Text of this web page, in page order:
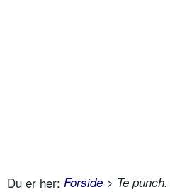
Du er her: Forside > Te punch.